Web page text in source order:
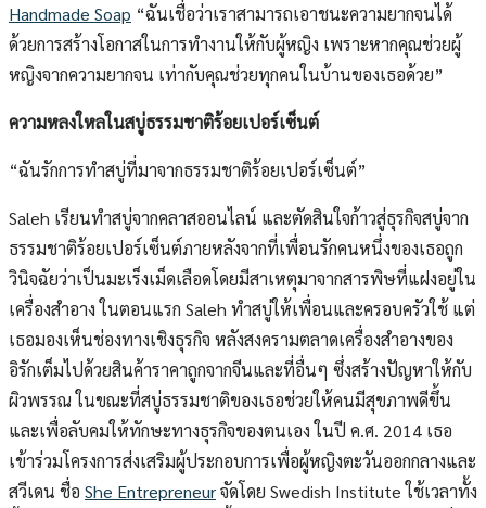
Handmade Soap “ฉันเชื่อว่าเราสามารถเอาชนะความยากจนได้
ด้วยการสร้างโอกาสในการทำงานให้กับผู้หญิง เพราะหากคุณช่วยผู้
หญิงจากความยากจน เท่ากับคุณช่วยทุกคนในบ้านของเธอด้วย”
ความหลงใหลในสบู่ธรรมชาติร้อยเปอร์เซ็นต์
“ฉันรักการทำสบู่ที่มาจากธรรมชาติร้อยเปอร์เซ็นต์”
Saleh เรียนทำสบู่จากคลาสออนไลน์ และตัดสินใจก้าวสู่ธุรกิจสบู่จาก
ธรรมชาติร้อยเปอร์เซ็นต์ภายหลังจากที่เพื่อนรักคนหนึ่งของเธอถูก
วินิจฉัยว่าเป็นมะเร็งเม็ดเลือดโดยมีสาเหตุมาจากสารพิษที่แฝงอยู่ใน
เครื่องสำอาง ในตอนแรก Saleh ทำสบู่ให้เพื่อนและครอบครัวใช้ แต่
เธอมองเห็นช่องทางเชิงธุรกิจ หลังสงครามตลาดเครื่องสำอางของ
อิรักเต็มไปด้วยสินค้าราคาถูกจากจีนและที่อื่นๆ ซึ่งสร้างปัญหาให้กับ
ผิวพรรณ ในขณะที่สบู่ธรรมชาติของเธอช่วยให้คนมีสุขภาพดีขึ้น
และเพื่อลับคมให้ทักษะทางธุรกิจของตนเอง ในปี ค.ศ. 2014 เธอ
เข้าร่วมโครงการส่งเสริมผู้ประกอบการเพื่อผู้หญิงตะวันออกกลางและ
สวีเดน ชื่อ She Entrepreneurจัดโดย Swedish Institute ใช้เวลาทั้ง